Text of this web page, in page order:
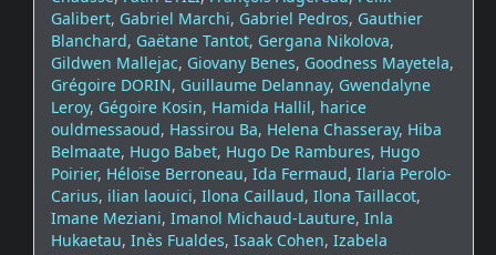
Galibert, Gabriel Marchi, Gabriel Pedros, Gauthier
Blanchard, Gaëtane Tantot, Gergana Nikolova,
Gildwen Mallejac, Giovany Benes, Goodness Mayetela,
Grégoire DORIN, Guillaume Delannay, Gwendalyne
Leroy, Gégoire Kosin, Hamida Hallil, harice
ouldmessaoud, Hassirou Ba, Helena Chasseray, Hiba
Belmaate, Hugo Babet, Hugo De Rambures, Hugo
Poirier, Héloïse Berroneau, Ida Fermaud, Ilaria Perolo-
Carius, ilian laouici, Ilona Caillaud, Ilona Taillacot,
Imane Meziani, Imanol Michaud-Lauture, Inla
Hukaetau, Inès Fualdes, Isaak Cohen, Izabela